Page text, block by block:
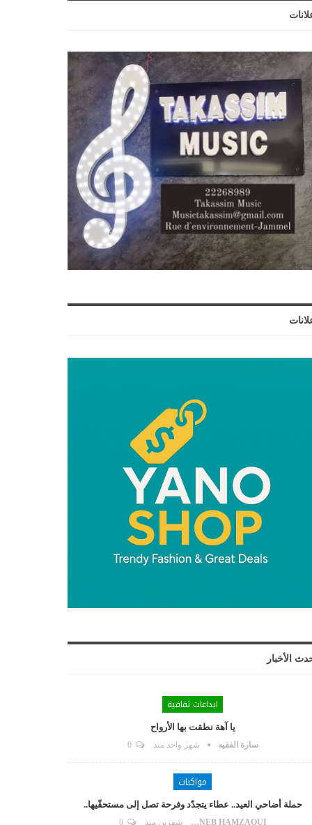
الأخبار
ابداعات ثقافية
يا آهة نطقت بها الأرواح
سارة الفقيه شهر واحد منذ 0
مواكبات
حملة أضاحي العيد.. عطاء يتجدّد وفرحة تصل إلى مستحقّيها..
ZAYNEB HAMZAOUI شهرين منذ 0